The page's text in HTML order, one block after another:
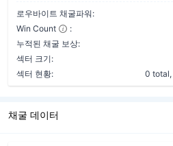
로우바이트 채굴파워:
Win Count
:
누적된 채굴 보상:
섹터 크기:
섹터 현황:
0 total,
채굴 데이터